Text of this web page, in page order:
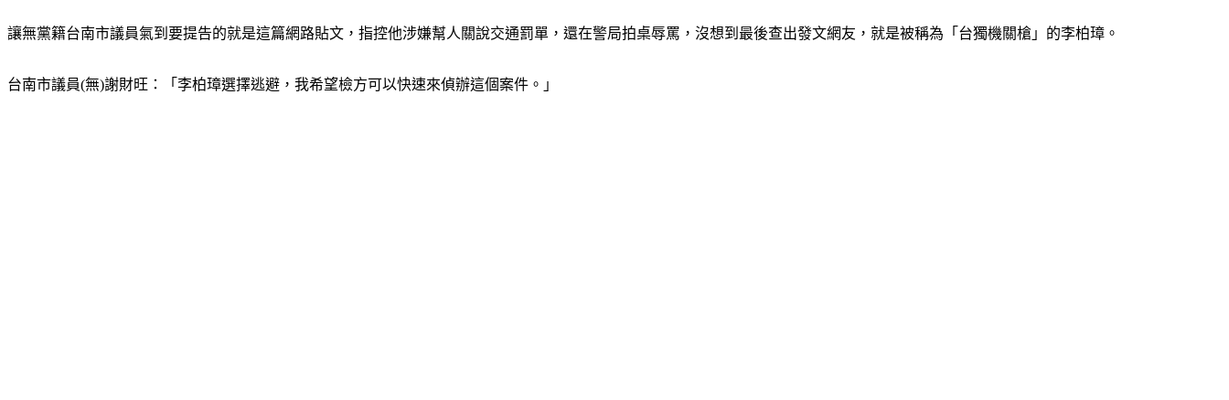
讓無黨籍台南市議員氣到要提告的就是這篇網路貼文，指控他涉嫌幫人關說交通罰單，還在警局拍桌辱罵，沒想到最後查出發文網友，就是被稱為「台獨機關槍」的李柏璋。
台南市議員(無)謝財旺：「李柏璋選擇逃避，我希望檢方可以快速來偵辦這個案件。」